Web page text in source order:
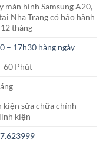
màn hình Samsung A20,
Nha Trang có bảo hành
tháng
– 17h30 hàng ngày
60 Phút
kiện sửa chữa chính
kiện